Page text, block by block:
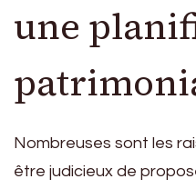
une
Nombreuses sont les
être judicieux de